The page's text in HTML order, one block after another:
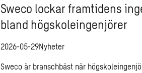
Sweco lockar framtidens
bland högskoleingenjörer
2026-05-29Nyheter
Sweco är branschbäst när